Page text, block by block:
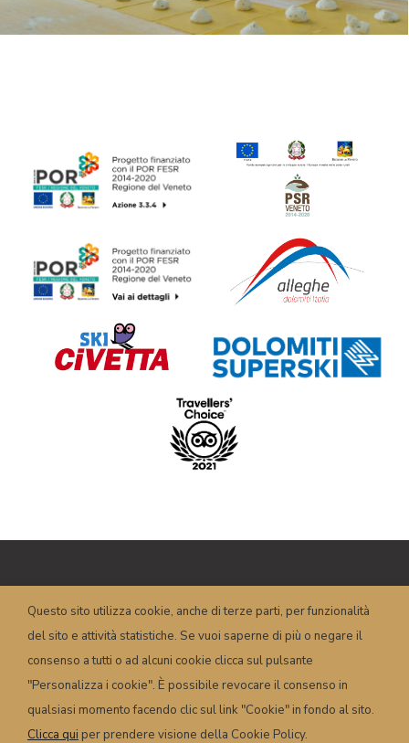
00658350251 – Piazza Dogliani, 19 – 32022
info@hotelposta.com
Condizioni e termini
–
Powered by
Questo sito utilizza cookie, anche di terze parti, per funzionalità
del sito e attività statistiche. Se vuoi saperne di più o negare il
consenso a tutti o ad alcuni cookie clicca sul pulsante
"Personalizza i cookie". È possibile revocare il consenso in
qualsiasi momento facendo clic sul link "Cookie" in fondo al sito.
Clicca qui per prendere visione della Cookie Policy.